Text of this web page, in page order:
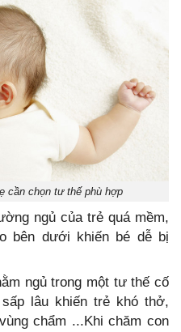
cần chọn tư thế phù hợp
ngủ của trẻ quá mềm,
bên dưới khiến bé dễ bị
ngủ trong một tư thế cố
lâu khiến trẻ khó thở,
chẩm ...Khi chăm con